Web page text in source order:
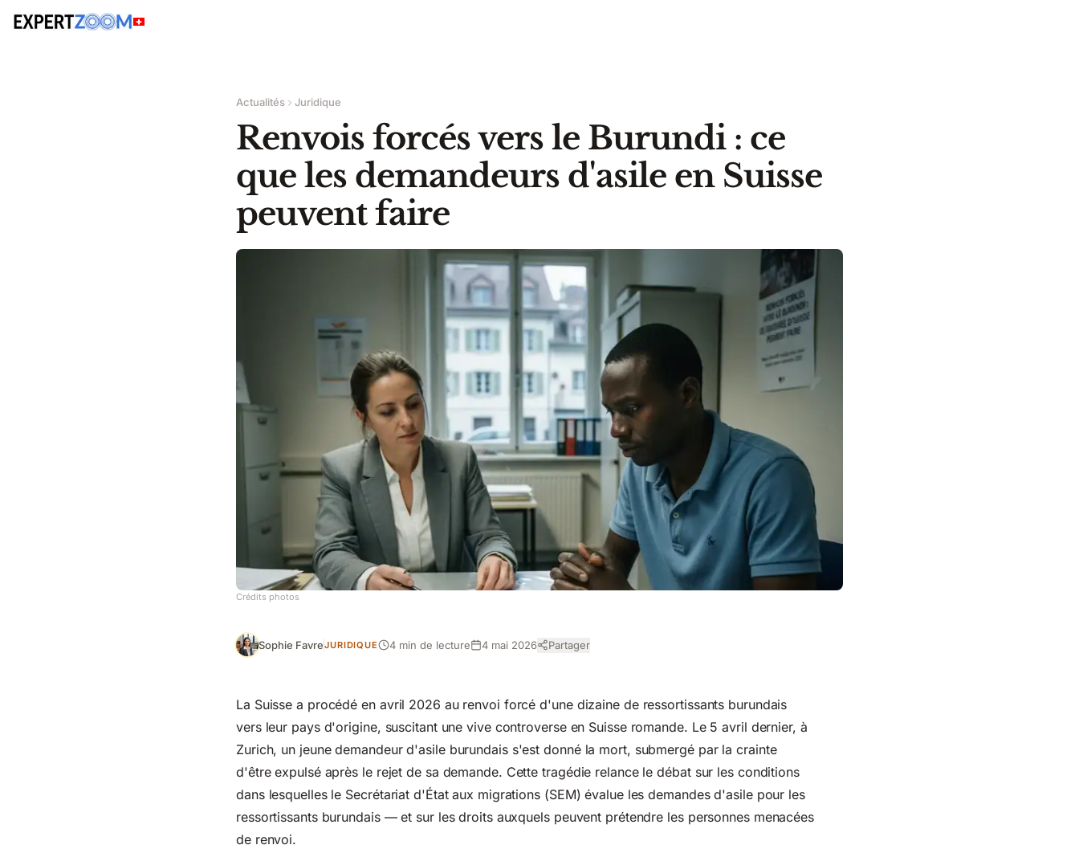
Actualités Juridique
Renvois forcés vers le Burundi : ce
que les demandeurs d'asile en Suisse
peuvent faire
Crédits photos
Sophie FavreJURIDIQUE 4 min de lecture 4 mai 2026 Partager
La Suisse a procédé en avril 2026 au renvoi forcé d'une dizaine de ressortissants burundais
vers leur pays d'origine, suscitant une vive controverse en Suisse romande. Le 5 avril dernier, à
Zurich, un jeune demandeur d'asile burundais s'est donné la mort, submergé par la crainte
d'être expulsé après le rejet de sa demande. Cette tragédie relance le débat sur les conditions
dans lesquelles le Secrétariat d'État aux migrations (SEM) évalue les demandes d'asile pour les
ressortissants burundais — et sur les droits auxquels peuvent prétendre les personnes menacées
de renvoi.